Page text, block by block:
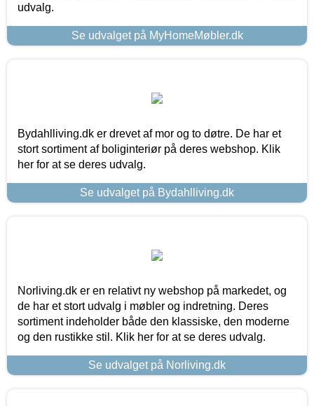
udvalg.
Se udvalget på MyHomeMøbler.dk
Bydahlliving.dk er drevet af mor og to døtre. De har et
stort sortiment af boliginteriør på deres webshop. Klik
her for at se deres udvalg.
Se udvalget på Bydahlliving.dk
Norliving.dk er en relativt ny webshop på markedet, og
de har et stort udvalg i møbler og indretning. Deres
sortiment indeholder både den klassiske, den moderne
og den rustikke stil. Klik her for at se deres udvalg.
Se udvalget på Norliving.dk